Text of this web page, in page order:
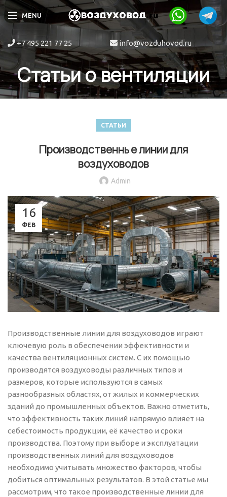
MENU
+7 495 221 77 25 info@vozduhovod.ru
Статьи о вентиляции
СТАТЬИ
Производственные линии для
воздуховодов
Admin
16
ФЕВ
Производственные линии для воздуховодов играют
ключевую роль в обеспечении эффективности и
качества вентиляционных систем. С их помощью
производятся воздуховоды различных типов и
размеров, которые используются в самых
разнообразных областях, от жилых и коммерческих
зданий до промышленных объектов. Важно отметить,
что эффективность таких линий напрямую влияет на
себестоимость продукции, её качество и сроки
производства. Поэтому при выборе и эксплуатации
производственных линий для воздуховодов
необходимо учитывать множество факторов, чтобы
добиться оптимальных результатов. В этой статье мы
рассмотрим, что такое производственные линии для